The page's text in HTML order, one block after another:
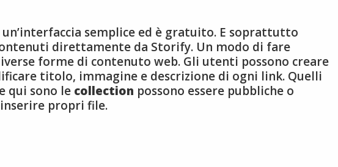
semplice ed è gratuito. E soprattutto
direttamente da Storify. Un modo di fare
forme di contenuto web. Gli utenti possono creare
titolo, immagine e descrizione di ogni link. Quelli
qui sono le collection possono essere pubbliche o
inserire propri file.